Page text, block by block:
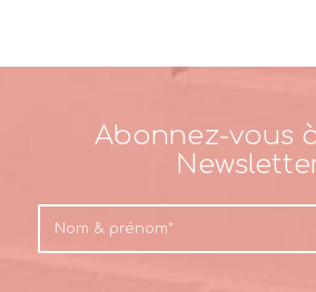
Abonnez-vous